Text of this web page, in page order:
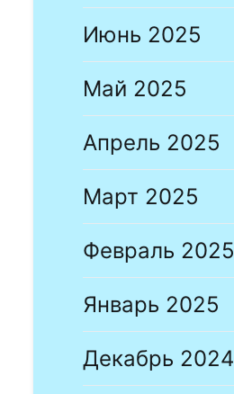
Июнь 2025
Май 2025
Апрель 2025
Март 2025
Февраль 2025
Январь 2025
Декабрь 2024